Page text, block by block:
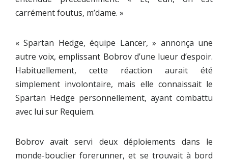
carrément foutus, m’dame. »
« Spartan Hedge, équipe Lancer, » annonça une
autre voix, emplissant Bobrov d’une lueur d’espoir.
Habituellement, cette réaction aurait été
simplement involontaire, mais elle connaissait le
Spartan Hedge personnellement, ayant combattu
avec lui sur Requiem.
Bobrov avait servi deux déploiements dans le
monde-bouclier forerunner, et se trouvait à bord